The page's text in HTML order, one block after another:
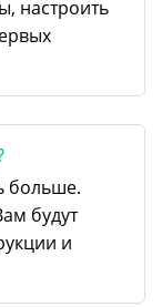
настроить
больше.
будут
и